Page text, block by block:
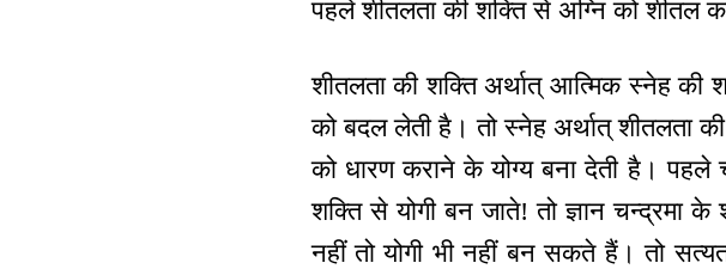
पहले शीतलता की शक्ति से अग्नि को शीतल
शीतलता की शक्ति अर्थात् आत्मिक स्नेह की
को बदल लेती है। तो स्नेह अर्थात् शीतलता
को धारण कराने के योग्य बना देती है। पहले
शक्ति से योगी बन जाते! तो ज्ञान चन्द्रमा
नहीं तो योगी भी नहीं बन सकते हैं। तो